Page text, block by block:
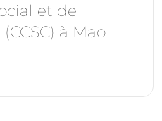
et de
à Mao